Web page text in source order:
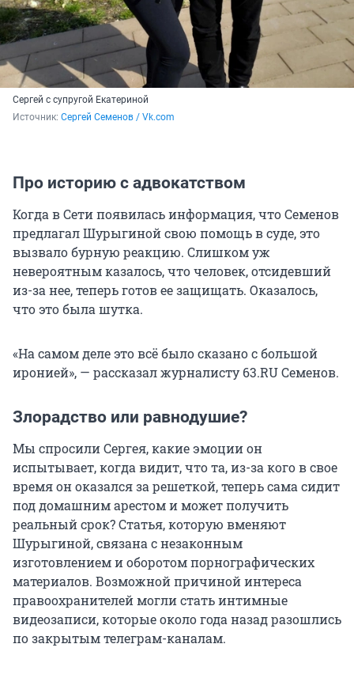
Сергей с супругой Екатериной
Источник: Сергей Семенов / Vk.com
Про историю с адвокатством
Когда в Сети появилась информация, что Семенов
предлагал Шурыгиной свою помощь в суде, это
вызвало бурную реакцию. Слишком уж
невероятным казалось, что человек, отсидевший
из-за нее, теперь готов ее защищать. Оказалось,
что это была шутка.
«На самом деле это всё было сказано с большой
иронией», — рассказал журналисту 63.RU Семенов.
Злорадство или равнодушие?
Мы спросили Сергея, какие эмоции он
испытывает, когда видит, что та, из-за кого в свое
время он оказался за решеткой, теперь сама сидит
под домашним арестом и может получить
реальный срок? Статья, которую вменяют
Шурыгиной, связана с незаконным
изготовлением и оборотом порнографических
материалов. Возможной причиной интереса
правоохранителей могли стать интимные
видеозаписи, которые около года назад разошлись
по закрытым телеграм-каналам.